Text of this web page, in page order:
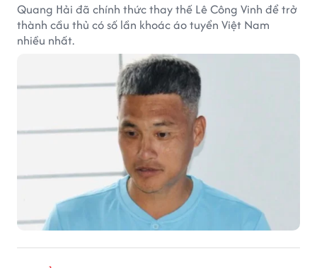
Quang Hải đã chính thức thay thế Lê Công Vinh để trở
thành cầu thủ có số lần khoác áo tuyển Việt Nam
nhiều nhất.